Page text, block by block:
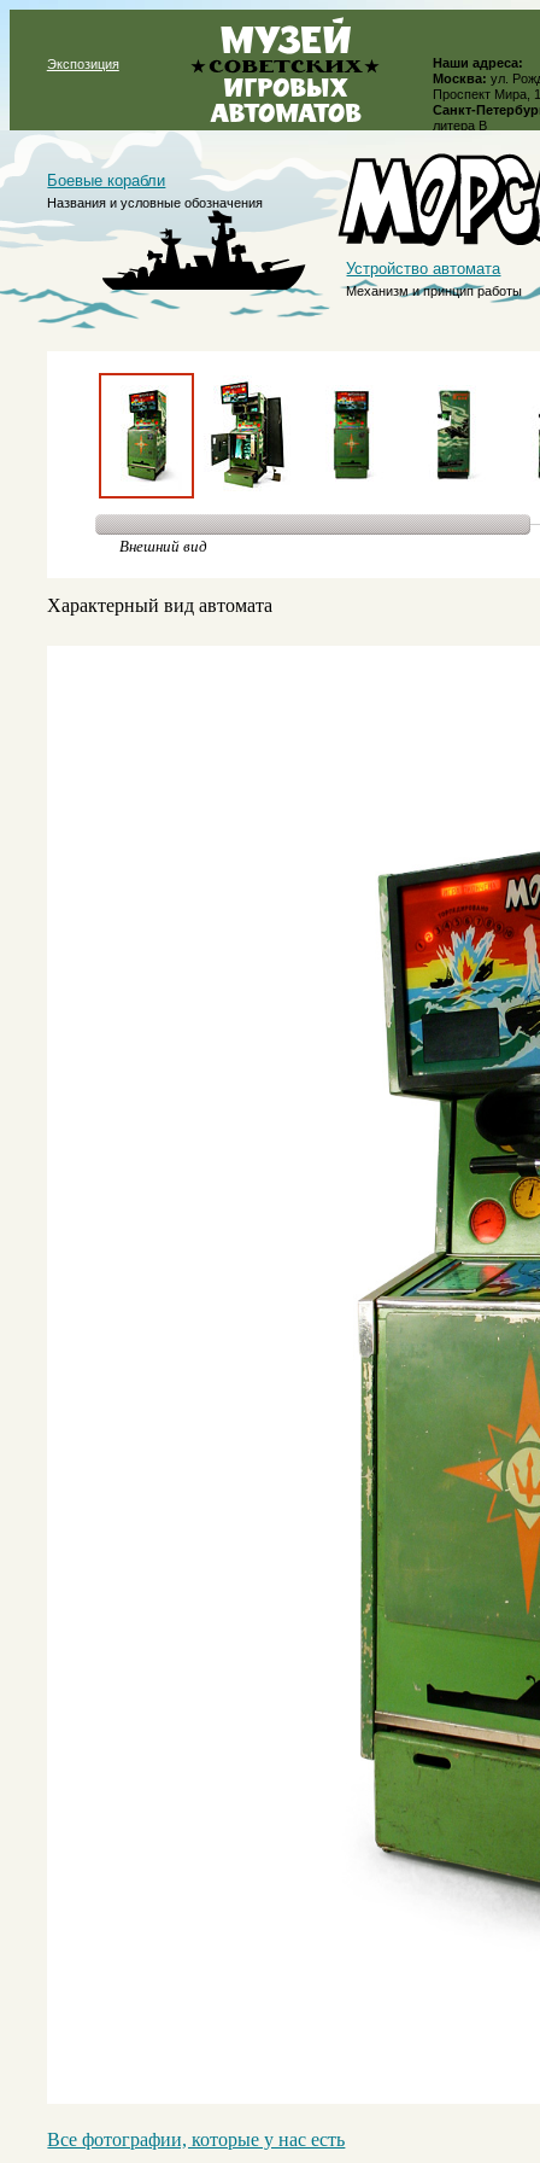
Наши адреса:
Москва: ул.
Проспект Мира,
Санкт-
литера В
Экспозиция
Устройство автомата
Механизм и принцип работы
Боевые корабли
Названия и условные обозначения
Внешний вид
Характерный вид автомата
Все фотографии, которые у нас есть